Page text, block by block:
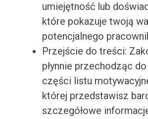
umiejętność lub
które pokazuje twoją
potencjalnego
Przejście do treści:
płynnie przechodząc do
części listu
której przedstawisz
szczegółowe